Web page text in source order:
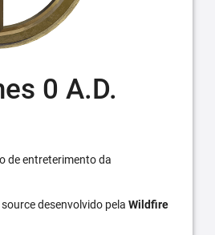
0 A.D.
de entreterimento da
desenvolvido pela Wildfire